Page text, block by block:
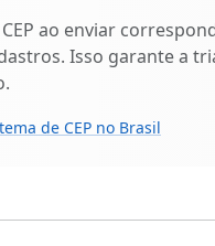
ao enviar
Isso garante a
de CEP no Brasil